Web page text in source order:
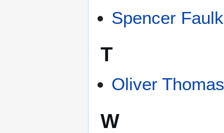
Spencer
T
Oliver
W